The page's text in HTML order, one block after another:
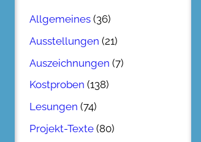
Allgemeines (36)
Ausstellungen (21)
Auszeichnungen (7)
Kostproben (138)
Lesungen (74)
Projekt-Texte (80)